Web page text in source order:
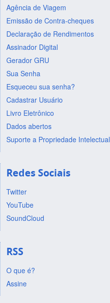
Agência de Viagem
Emissão de Contra-cheques
Declaração de Rendimentos
Assinador Digital
Gerador GRU
Sua Senha
Esqueceu sua senha?
Cadastrar Usuário
Livro Eletrônico
Dados abertos
Suporte a Propriedade Intelectual
Redes Sociais
Twitter
YouTube
SoundCloud
RSS
O que é?
Assine